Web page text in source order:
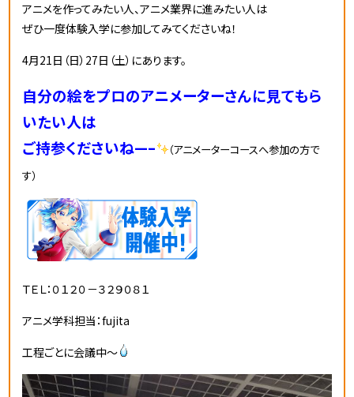
アニメを作ってみたい人、アニメ業界に進みたい人は
ぜひ一度体験入学に参加してみてくださいね！
4月21日（日）27日（土）にあります。
自分の絵をプロのアニメーターさんに見てもら
いたい人は
ご持参くださいね—–
（アニメーターコースへ参加の方で
す）
ＴＥＬ：０１２０－３２９０８１
アニメ学科担当：fujita
工程ごとに会議中～